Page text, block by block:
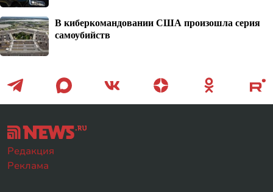
В киберкомандовании США произошла серия
самоубийств
Редакция
Реклама